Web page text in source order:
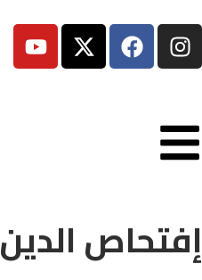
إفتحاص الدين